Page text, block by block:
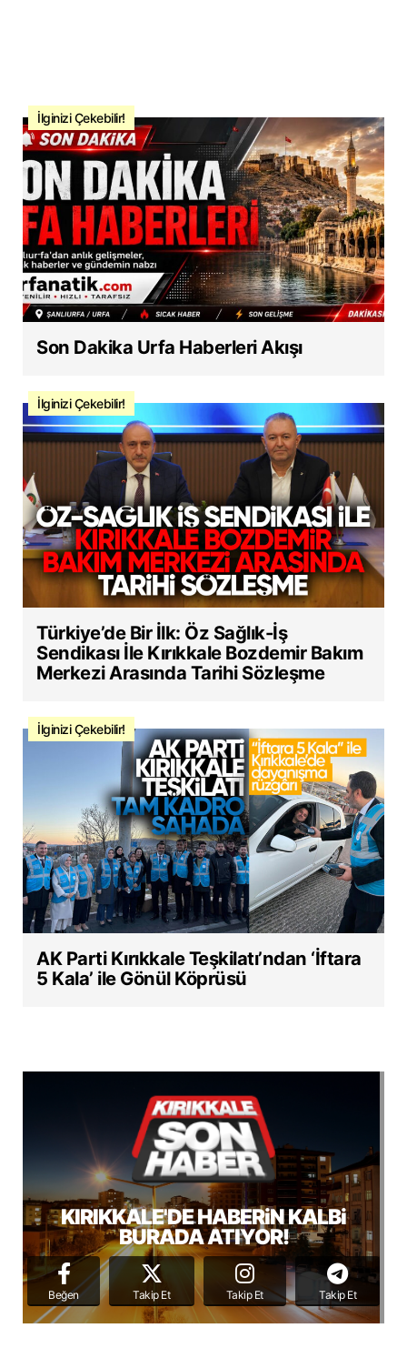
İlginizi Çekebilir!
Son Dakika Urfa Haberleri Akışı
İlginizi Çekebilir!
Türkiye’de Bir İlk: Öz Sağlık-İş
Sendikası İle Kırıkkale Bozdemir Bakım
Merkezi Arasında Tarihi Sözleşme
İlginizi Çekebilir!
AK Parti Kırıkkale Teşkilatı’ndan ‘İftara
5 Kala’ ile Gönül Köprüsü
KIRIKKALE'DE HABERiN KALBi
BURADA ATIYOR!
Beğen Takip Et Takip Et Takip Et